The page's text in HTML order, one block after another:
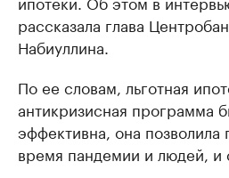
рассказала глава
Набиуллина.
По ее словам, льготная
антикризисная программа
эффективна, она позволила
время пандемии и людей, и